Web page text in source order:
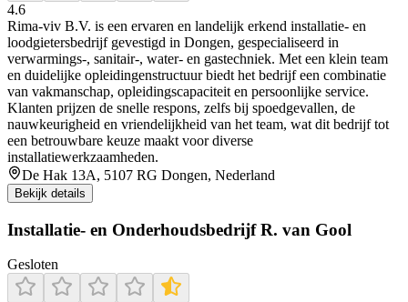
4.6
Rima‑viv B.V. is een ervaren en landelijk erkend installatie‑ en
loodgietersbedrijf gevestigd in Dongen, gespecialiseerd in
verwarmings-, sanitair-, water- en gastechniek. Met een klein team
en duidelijke opleidingenstructuur biedt het bedrijf een combinatie
van vakmanschap, opleidingscapaciteit en persoonlijke service.
Klanten prijzen de snelle respons, zelfs bij spoedgevallen, de
nauwkeurigheid en vriendelijkheid van het team, wat dit bedrijf tot
een betrouwbare keuze maakt voor diverse
installatiewerkzaamheden.
De Hak 13A, 5107 RG Dongen, Nederland
Bekijk details
Installatie- en Onderhoudsbedrijf R. van Gool
Gesloten